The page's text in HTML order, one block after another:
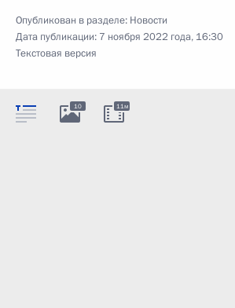
Опубликован в разделе: Новости
Дата публикации: 7 ноября 2022 года, 16:30
Текстовая версия
10 11м